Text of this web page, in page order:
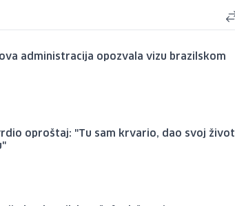
administracija opozvala vizu brazilskom
oproštaj: "Tu sam krvario, dao svoj život